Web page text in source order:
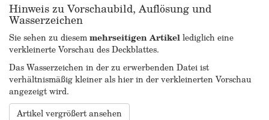
Hinweis zu Vorschaubild, Auflösung und
Wasserzeichen
Sie sehen zu diesemmehrseitigen Artikellediglich eine
verkleinerte Vorschau des Deckblattes.
Das Wasserzeichen in der zu erwerbenden Datei ist
verhältnismäßig kleiner als hier in der verkleinerten Vorschau
angezeigt wird.
Artikel vergrößert ansehen